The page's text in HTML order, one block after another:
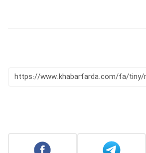
https://www.khabarfarda.com/fa/